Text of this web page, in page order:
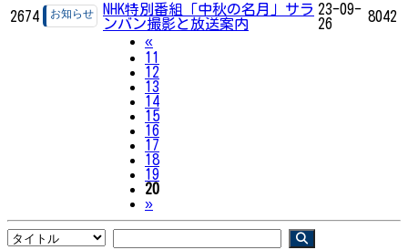
2674
NHK特別番組「中秋の名月」サラ
ンバン撮影と放送案内
23-09-
26
8042
«Previous
11
12
13
14
15
16
17
18
19
20
»Next